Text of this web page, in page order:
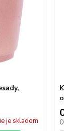
je skladom